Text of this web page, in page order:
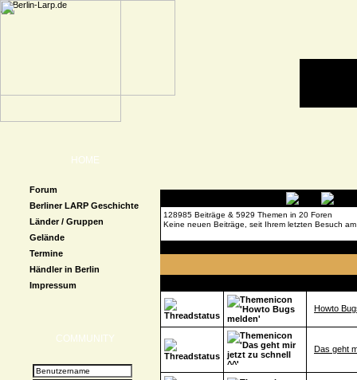
HOME
Forum
Berliner LARP Geschichte
Länder / Gruppen
Gelände
Termine
Händler in Berlin
Impressum
COMMUNITY
128985 Beiträge & 5929 Themen in 20 Foren
Keine neuen Beiträge, seit Ihrem letzten Besuch
Howto
Das geht